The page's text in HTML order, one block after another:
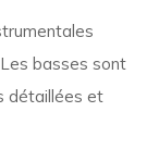
basses sont
détaillées et